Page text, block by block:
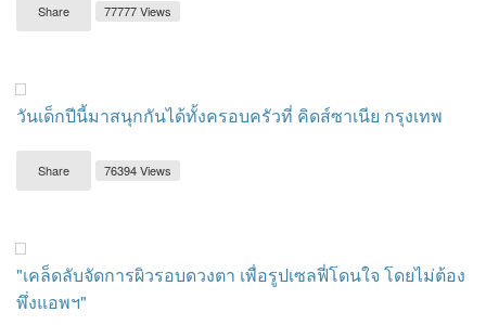
Share 77777 Views
วันเด็กปีนี้มาสนุกกันได้ทั้งครอบครัวที่ คิดส์ซาเนีย กรุงเทพ
Share 76394 Views
"เคล็ดลับจัดการผิวรอบดวงตา เพื่อรูปเซลฟี่โดนใจ โดยไม่ต้อง
พึ่งแอพฯ"